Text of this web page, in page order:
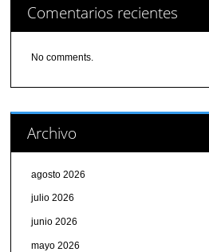
Comentarios recientes
No comments.
Archivo
agosto 2026
julio 2026
junio 2026
mayo 2026